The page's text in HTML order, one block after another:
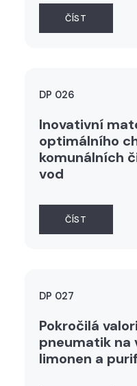
ČÍST
DP 026
Inovativní
optimálního
komunálních
vod
ČÍST
DP 027
Pokročilá
pneumatik na
limonen a